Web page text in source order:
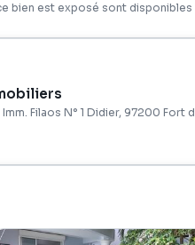
bien est exposé sont
Filaos N° 1 Didier, 97200 Fort